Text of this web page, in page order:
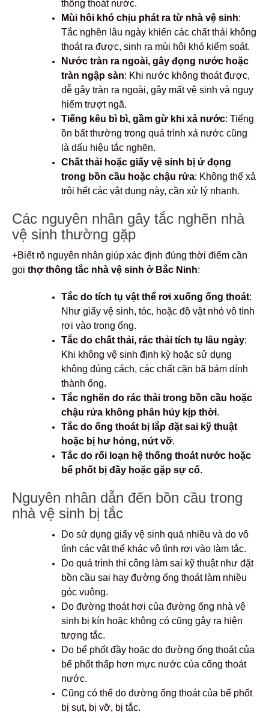
thống thoát nước.
Mùi hôi khó chịu phát ra từ nhà vệ sinh:
Tắc nghẽn lâu ngày khiến các chất thải không
thoát ra được, sinh ra mùi hôi khó kiểm soát.
Nước tràn ra ngoài, gây đọng nước hoặc
tràn ngập sàn: Khi nước không thoát được,
dễ gây tràn ra ngoài, gây mất vệ sinh và nguy
hiểm trượt ngã.
Tiếng kêu bì bì, gầm gừ khi xả nước: Tiếng
ồn bất thường trong quá trình xả nước cũng
là dấu hiệu tắc nghẽn.
Chất thải hoặc giấy vệ sinh bị ứ đọng
trong bồn cầu hoặc chậu rửa: Không thể xả
trôi hết các vật dụng này, cần xử lý nhanh.
Các nguyên nhân gây tắc nghẽn nhà
vệ sinh thường gặp
+Biết rõ nguyên nhân giúp xác định đúng thời điểm cần
gọi thợ thông tắc nhà vệ sinh ở Bắc Ninh:
Tắc do tích tụ vật thể rơi xuống ống thoát:
Như giấy vệ sinh, tóc, hoặc đồ vật nhỏ vô tình
rơi vào trong ống.
Tắc do chất thải, rác thải tích tụ lâu ngày:
Khi không vệ sinh định kỳ hoặc sử dụng
không đúng cách, các chất cặn bã bám dính
thành ống.
Tắc nghẽn do rác thải trong bồn cầu hoặc
chậu rửa không phân hủy kịp thời.
Tắc do ống thoát bị lắp đặt sai kỹ thuật
hoặc bị hư hỏng, nứt vỡ.
Tắc do rối loạn hệ thống thoát nước hoặc
bể phốt bị đầy hoặc gặp sự cố.
Nguyên nhân dẫn đến bồn cầu trong
nhà vệ sinh bị tắc
Do sử dụng giấy vệ sinh quá nhiều và do vô
tình các vật thể khác vô tình rơi vào làm tắc.
Do quá trình thi công làm sai kỹ thuật như đặt
bồn cầu sai hay đường ống thoát làm nhiều
góc vuông.
Do đường thoát hơi của đường ống nhà vệ
sinh bị kín hoặc không có cũng gây ra hiện
tượng tắc.
Do bể phốt đầy hoặc do đường ống thoát của
bể phốt thấp hơn mực nước của cống thoát
nước.
Cũng có thể do đường ống thoát của bể phốt
bị sụt, bị vỡ, bị tắc.